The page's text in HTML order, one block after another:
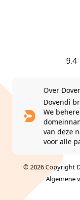
9.4
Over
Dovendi
We
van deze
voor alle
© 2026 Copyright
Algemene